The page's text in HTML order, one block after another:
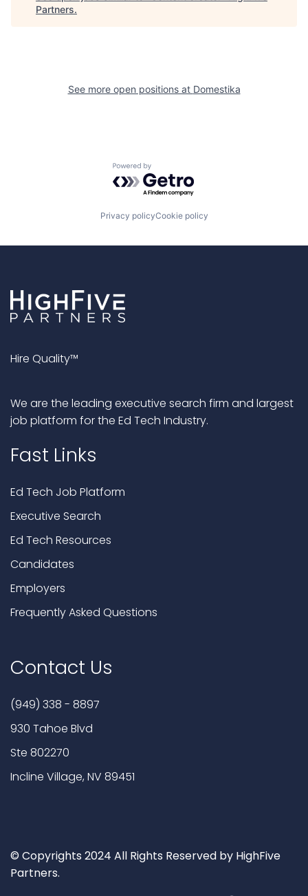
Partners.
See more open positions at Domestika
Powered by Getro.com
Privacy policyCookie policy
Hire Quality™
We are the leading executive search firm and largest
job platform for the Ed Tech Industry.
Fast Links
Ed Tech Job Platform
Executive Search
Ed Tech Resources
Candidates
Employers
Frequently Asked Questions
Contact Us
(949) 338 - 8897
930 Tahoe Blvd
Ste 802270
Incline Village, NV 89451
© Copyrights 2024 All Rights Reserved by HighFive
Partners.